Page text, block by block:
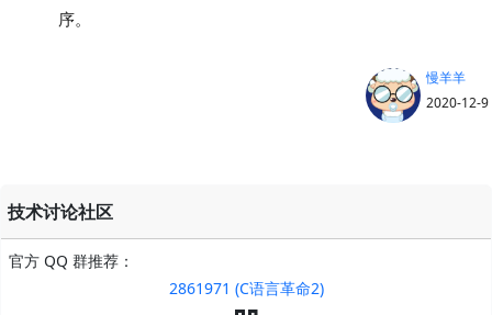
序。
慢羊羊
2020-12-9
技术讨论社区
官方 QQ 群推荐：
2861971 (C语言革命2)